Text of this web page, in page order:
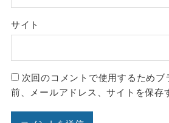
サイト
次回のコメントで使用するためブ
前、メールアドレス、サイトを保存